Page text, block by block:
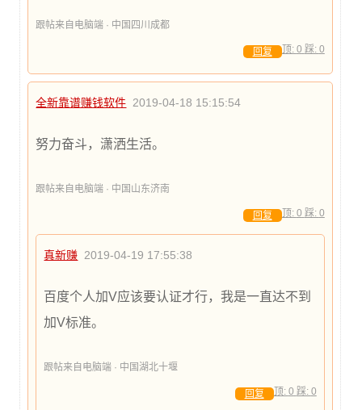
跟帖来自电脑端 · 中国四川成都
顶: 0 踩: 0
回复
全新靠谱赚钱软件 2019-04-18 15:15:54
努力奋斗，潇洒生活。
跟帖来自电脑端 · 中国山东济南
顶: 0 踩: 0
回复
真新赚 2019-04-19 17:55:38
百度个人加V应该要认证才行，我是一直达不到
加V标准。
跟帖来自电脑端 · 中国湖北十堰
顶: 0 踩: 0
回复